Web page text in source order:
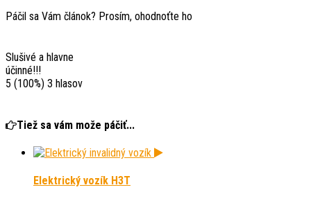
Páčil sa Vám článok? Prosím, ohodnoťte ho
Slušivé a hlavne
účinné!!!
5 (100%) 3 hlasov
Tiež sa vám može páčiť...
Elektrický vozík H3T